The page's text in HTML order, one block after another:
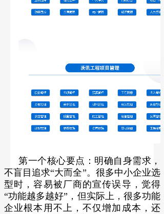
第一个核心要点：明确自身需求，
不盲目追求“大而全”。很多中小企业选
型时，容易被厂商的宣传误导，觉得
“功能越多越好”，但实际上，很多功能
企业根本用不上，不仅增加成本，还